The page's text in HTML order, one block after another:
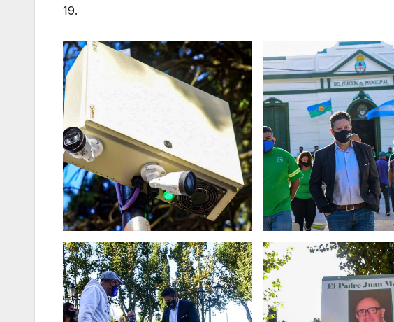
19.